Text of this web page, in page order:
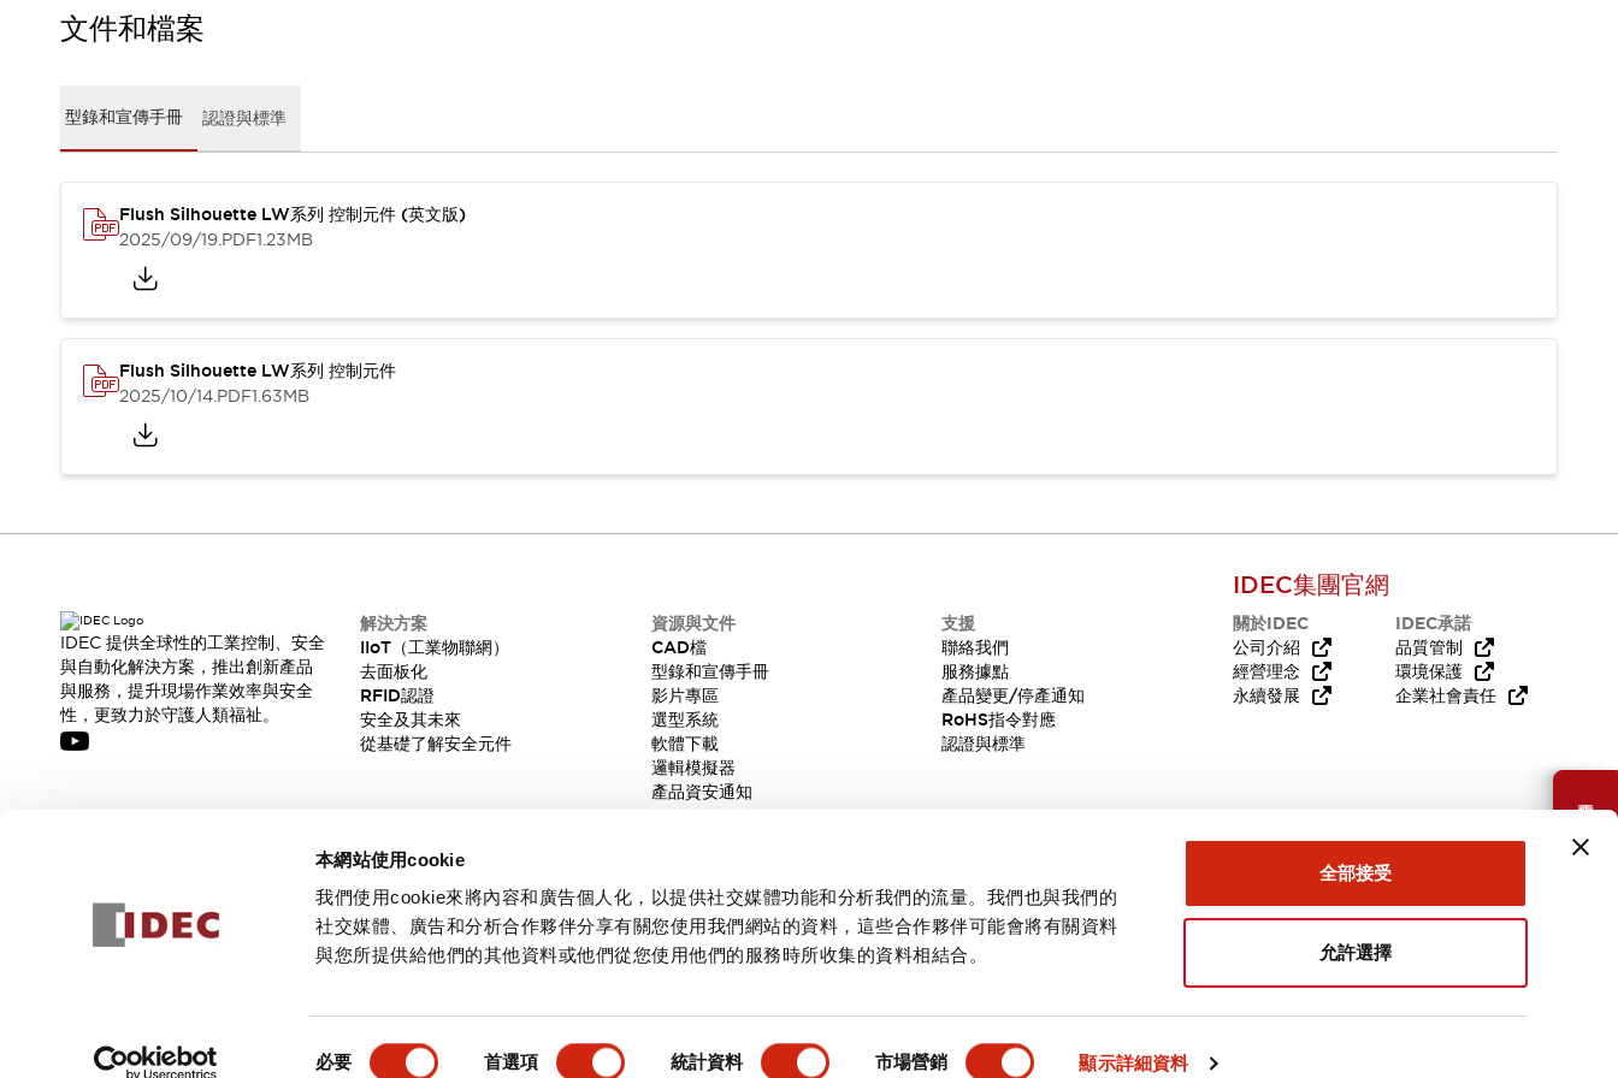
本網站使用cookie
我們使用cookie來將內容和廣告個人化，以提供社交媒體功能和分析我們的流量。我們也與我們的
社交媒體、廣告和分析合作夥伴分享有關您使用我們網站的資料，這些合作夥伴可能會將有關資料
與您所提供給他們的其他資料或他們從您使用他們的服務時所收集的資料相結合。
必要 首選項 統計資料 市場營銷 顯示詳細資料
全部接受
允許選擇
型錄和宣傳手冊
軟體下載
邏輯模擬器
產品資安通知
服務據點
產品變更/停產通知
需要幫助嗎？
文件和檔案
型錄和宣傳手冊 認證與標準
Flush Silhouette LW系列 控制元件 (英文版)
2025/09/19.PDF1.23MB
Flush Silhouette LW系列 控制元件
2025/10/14.PDF1.63MB
產品詳情 主要特點 規格 文件和檔案
IDEC 提供全球性的工業控制、安全
與自動化解決方案，推出創新產品
與服務，提升現場作業效率與安全
性，更致力於守護人類福祉。
解決方案
IIoT（工業物聯網）
去面板化
RFID認證
安全及其未來
從基礎了解安全元件
資源與文件
CAD檔
型錄和宣傳手冊
影片專區
選型系統
軟體下載
邏輯模擬器
產品資安通知
支援
聯絡我們
服務據點
產品變更/停產通知
RoHS指令對應
認證與標準
IDEC集團官網
關於IDEC
公司介紹
經營理念
永續發展
IDEC承諾
品質管制
環境保護
企業社會責任
訂閱
隱私權政策使用條款 台灣